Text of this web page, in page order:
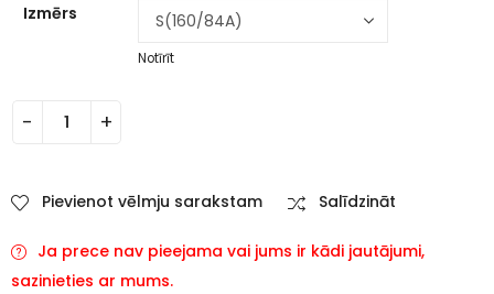
Izmērs
Notīrīt
Pievienot vēlmju sarakstam Salīdzināt
Ja prece nav pieejama vai jums ir kādi jautājumi,
sazinieties ar mums.